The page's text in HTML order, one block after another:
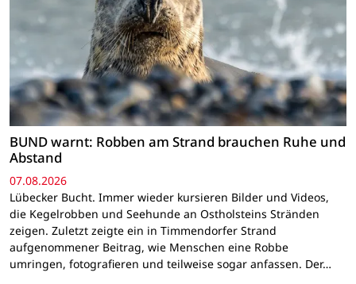
BUND warnt: Robben am Strand brauchen Ruhe und
Abstand
07.08.2026
Lübecker Bucht. Immer wieder kursieren Bilder und Videos,
die Kegelrobben und Seehunde an Ostholsteins Stränden
zeigen. Zuletzt zeigte ein in Timmendorfer Strand
aufgenommener Beitrag, wie Menschen eine Robbe
umringen, fotografieren und teilweise sogar anfassen. Der…